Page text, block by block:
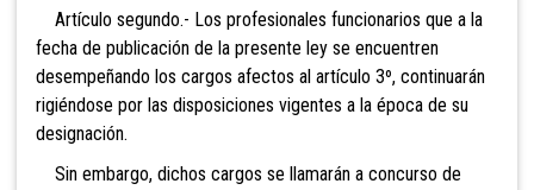
Artículo segundo.- Los profesionales funcionarios que a la
fecha de publicación de la presente ley se encuentren
desempeñando los cargos afectos al artículo 3º, continuarán
rigiéndose por las disposiciones vigentes a la época de su
designación.
Sin embargo, dichos cargos se llamarán a concurso de